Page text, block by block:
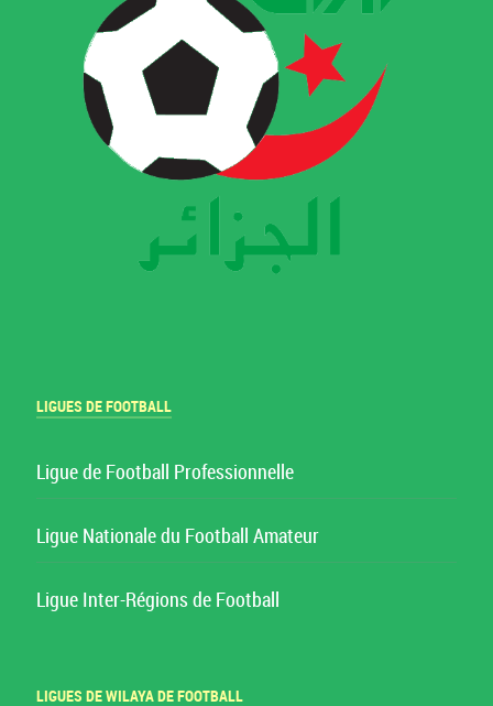
LIGUES DE FOOTBALL
Ligue de Football Professionnelle
Ligue Nationale du Football Amateur
Ligue Inter-Régions de Football
LIGUES DE WILAYA DE FOOTBALL